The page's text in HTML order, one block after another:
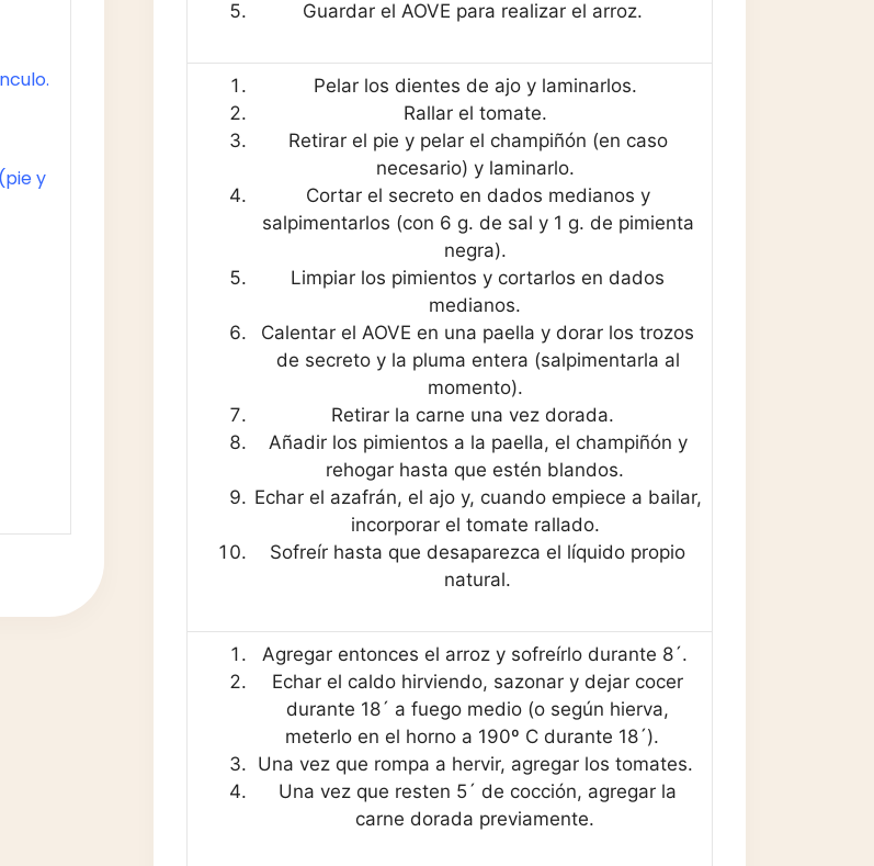
y
Guardar el AOVE para realizar el arroz.
Pelar los dientes de ajo y laminarlos.
Rallar el tomate.
Retirar el pie y pelar el champiñón (en caso
necesario) y laminarlo.
Cortar el secreto en dados medianos y
salpimentarlos (con 6 g. de sal y 1 g. de pimienta
negra).
Limpiar los pimientos y cortarlos en dados
medianos.
Calentar el AOVE en una paella y dorar los trozos
de secreto y la pluma entera (salpimentarla al
momento).
Retirar la carne una vez dorada.
Añadir los pimientos a la paella, el champiñón y
rehogar hasta que estén blandos.
Echar el azafrán, el ajo y, cuando empiece a bailar,
incorporar el tomate rallado.
Sofreír hasta que desaparezca el líquido propio
natural.
Agregar entonces el arroz y sofreírlo durante 8´.
Echar el caldo hirviendo, sazonar y dejar cocer
durante 18´ a fuego medio (o según hierva,
meterlo en el horno a 190º C durante 18´).
Una vez que rompa a hervir, agregar los tomates.
Una vez que resten 5´ de cocción, agregar la
carne dorada previamente.